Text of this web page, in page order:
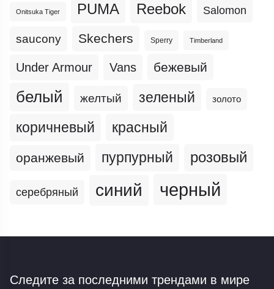
Onitsuka Tiger PUMA Reebok Salomon
saucony Skechers Sperry Timberland
Under Armour Vans бежевый
белый желтый зеленый золото
коричневый красный
оранжевый пурпурный розовый
серебряный синий черный
Следите за последними трендами в мире